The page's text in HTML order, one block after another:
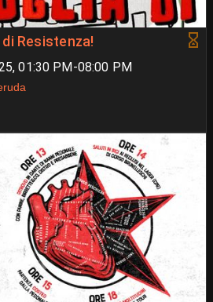
di Resistenza!
01:30 PM-08:00 PM